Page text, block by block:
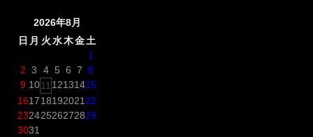
景
趣
得
手
順”
2026年8月
日 月 火水木金土
1
2 3 4 5 6 7 8
9 1011 12131415
161718192021 22
23242526272829
3031